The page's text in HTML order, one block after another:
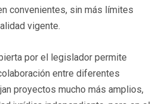
convenientes, sin más límites
vigente.
por el legislador permite
entre diferentes
proyectos mucho más amplios,